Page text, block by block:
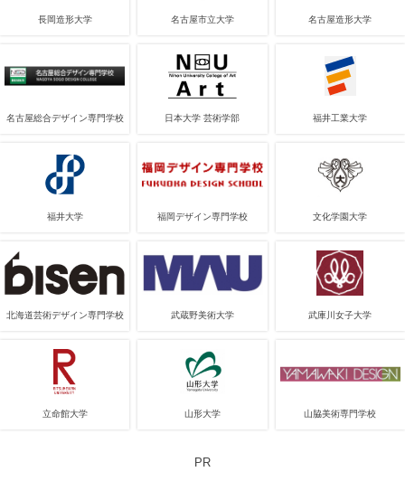
長岡造形大学 名古屋市立大学 名古屋造形大学
名古屋総合デザイン専門学校 日本大学 芸術学部 福井工業大学
福井大学 福岡デザイン専門学校 文化学園大学
北海道芸術デザイン専門学校 武蔵野美術大学 武庫川女子大学
立命館大学 山形大学 山脇美術専門学校
PR